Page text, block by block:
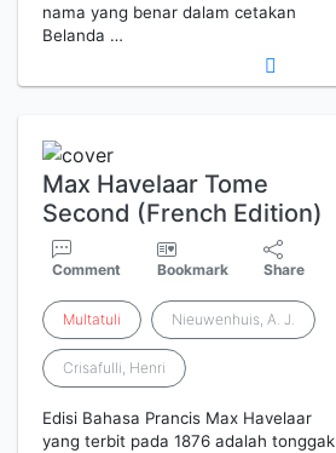
nama yang benar dalam cetakan
Belanda …
Max Havelaar Tome
Second (French Edition)
Comment Bookmark Share
Multatuli Nieuwenhuis, A. J.
Crisafulli, Henri
Edisi Bahasa Prancis Max Havelaar
yang terbit pada 1876 adalah tonggak